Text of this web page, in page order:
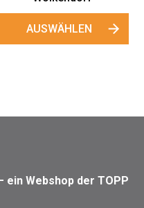
ein Webshop der TOPP